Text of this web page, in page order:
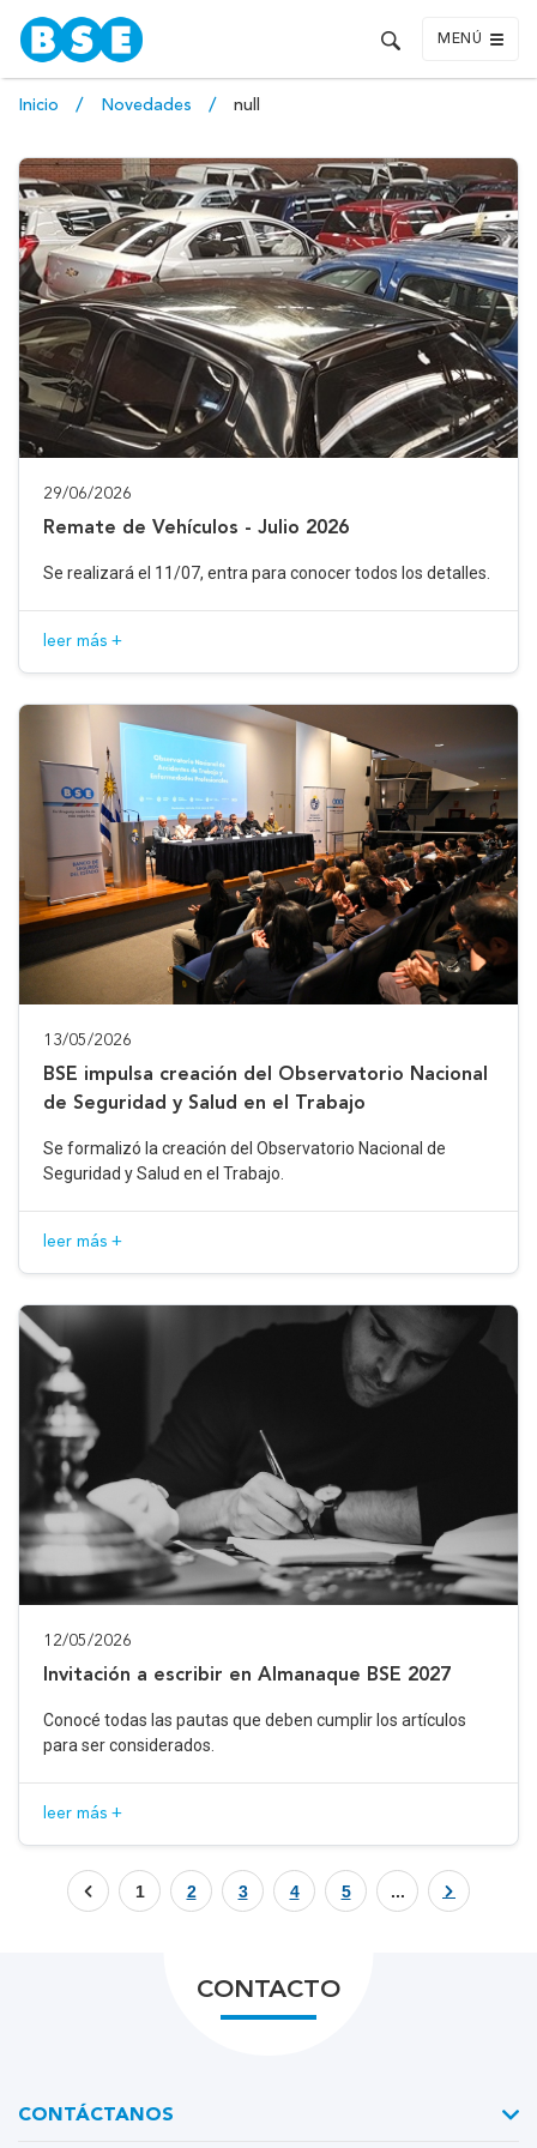
MENÚ
Inicio Novedades null
29/06/2026
Remate de Vehículos - Julio 2026
Se realizará el 11/07, entra para conocer todos los detalles.
leer más +
13/05/2026
BSE impulsa creación del Observatorio Nacional
de Seguridad y Salud en el Trabajo
Se formalizó la creación del Observatorio Nacional de
Seguridad y Salud en el Trabajo.
leer más +
12/05/2026
Invitación a escribir en Almanaque BSE 2027
Conocé todas las pautas que deben cumplir los artículos
para ser considerados.
leer más +
1 2 3 4 5 ...
CONTACTO
CONTÁCTANOS